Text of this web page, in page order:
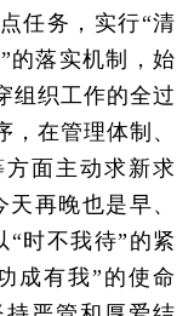
任务，实行“清
的落实机制，始
组织工作的全过
在管理体制、
面主动求新求
再晚也是早、
“时不我待”的紧
成有我”的使命